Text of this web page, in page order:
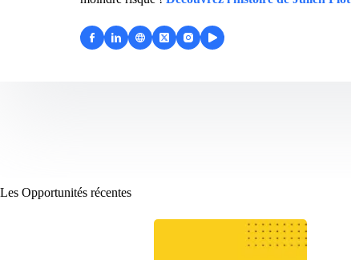
Les Opportunités récentes